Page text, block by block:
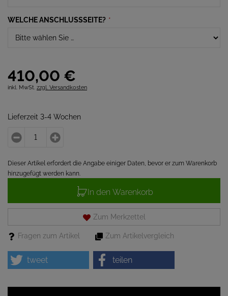
WELCHE ANSCHLUSSSEITE? *
410,00 €
inkl. MwSt. zzgl. Versandkosten
Lieferzeit 3-4 Wochen
Dieser Artikel erfordert die Angabe einiger Daten, bevor er zum Warenkorb
hinzugefügt werden kann.
In den Warenkorb
Zum Merkzettel
Fragen zum Artikel Zum Artikelvergleich
tweet teilen